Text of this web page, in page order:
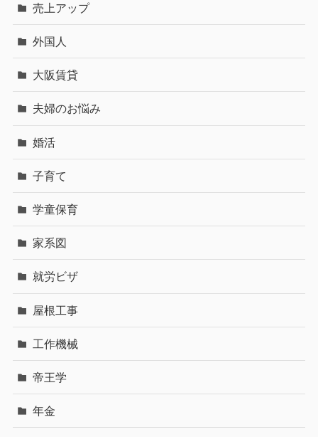
売上アップ
外国人
大阪賃貸
夫婦のお悩み
婚活
子育て
学童保育
家系図
就労ビザ
屋根工事
工作機械
帝王学
年金